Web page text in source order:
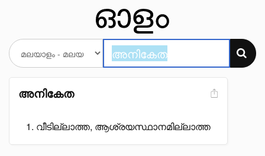
അനികേത
വീടില്ലാത്ത, ആശ്രയസ്ഥാനമില്ലാത്ത